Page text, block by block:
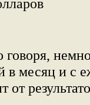
в месяц и с
от